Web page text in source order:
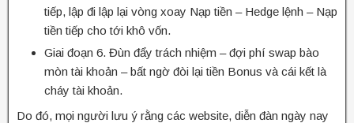
tiếp, lập đi lập lại vòng xoay Nạp tiền – Hedge lệnh – Nạp
tiền tiếp cho tới khô vốn.
Giai đoạn 6. Đùn đẩy trách nhiệm – đợi phí swap bào
mòn tài khoản – bất ngờ đòi lại tiền Bonus và cái kết là
cháy tài khoản.
Do đó, mọi người lưu ý rằng các website, diễn đàn ngày nay